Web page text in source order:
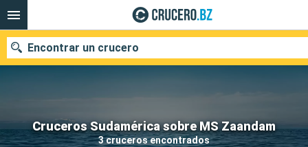
Cruceros Sudamérica sobre MS Zaandam
3 cruceros encontrados
Encontrar un crucero
Nuestros destinos